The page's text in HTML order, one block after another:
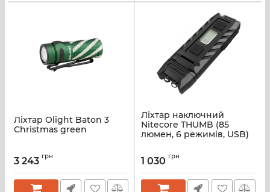
Ліхтар Olight Baton 3
Christmas green
3 243 грн
Ліхтар наключний
Nitecore THUMB (85
люмен, 6 режимів, USB)
1 030 грн